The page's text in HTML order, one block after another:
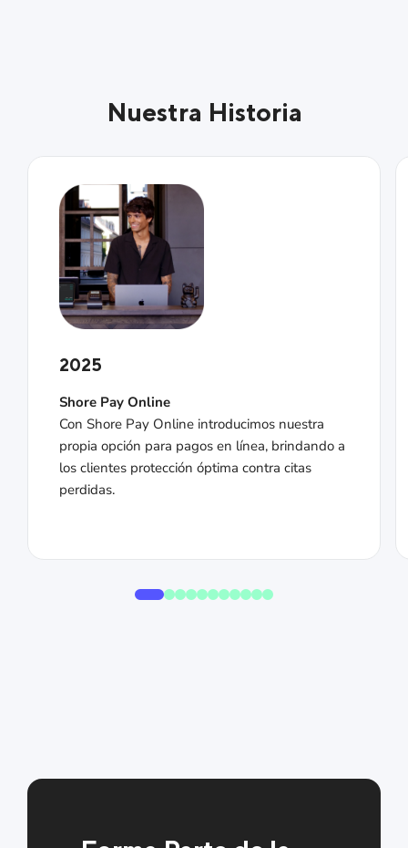
Nuestra Historia
2025
Shore Pay Online
Con Shore Pay Online introducimos nuestra
propia opción para pagos en línea, brindando a
los clientes protección óptima contra citas
perdidas.